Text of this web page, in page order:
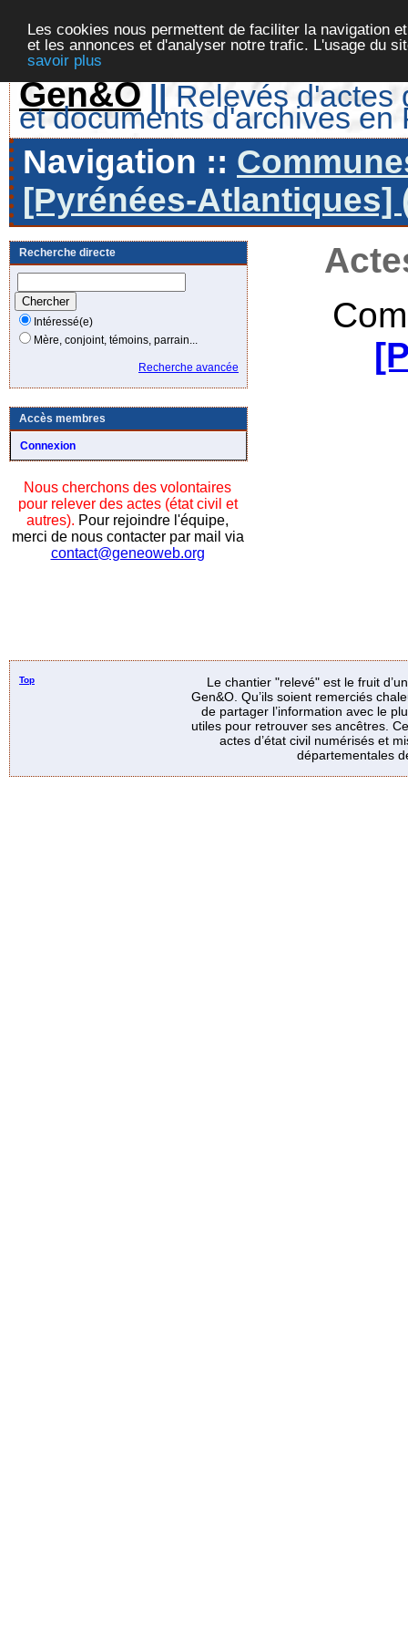
Les cookies nous permettent de faciliter la navigation
et les annonces et d'analyser notre trafic. L'usage du
savoir plus
Gen&O || Relevés d'actes
et documents d'archives en
Navigation ::
[Pyrénées-Atlantiques]
Recherche directe
Intéressé(e)
Mère, conjoint, témoins, parrain...
Recherche avancée
Accès membres
Connexion
Nous cherchons des volontaires
pour relever des actes (état civil et
autres). Pour rejoindre l'équipe,
merci de nous contacter par mail via
contact@geneoweb.org
Top
Le chantier "relevé" est le fruit
Gen&O. Qu’ils soient remerciés
de partager l’information avec le
utiles pour retrouver ses ancêtres.
actes d’état civil numérisés et
départementales